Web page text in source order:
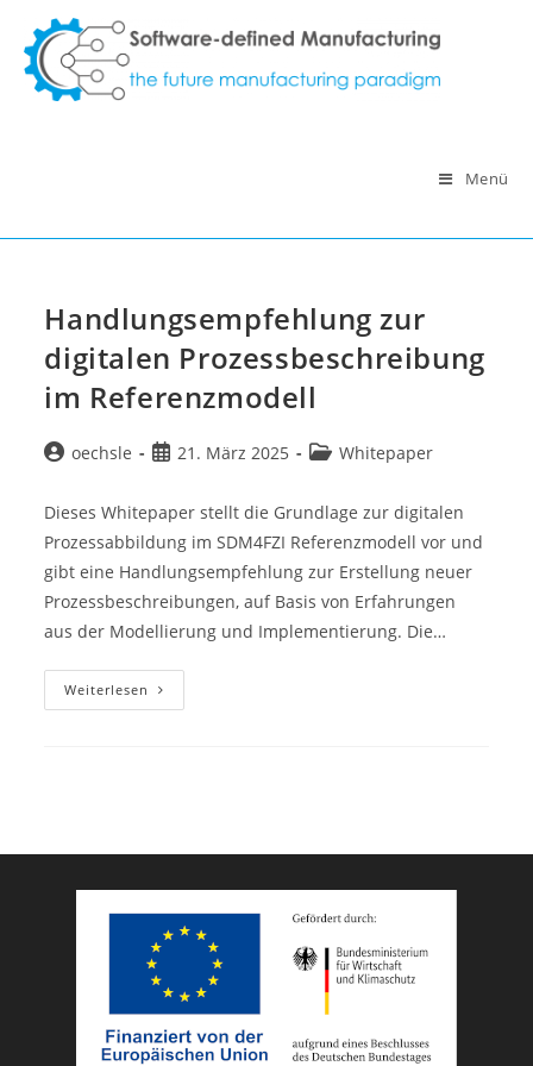
Inhalt
springen
Menü
Handlungsempfehlung zur
digitalen Prozessbeschreibung
im Referenzmodell
Beitrags-
oechsle
Beitrag
21. März 2025
Beitrags-
Whitepaper
Dieses Whitepaper stellt die Grundlage zur digitalen
Prozessabbildung im SDM4FZI Referenzmodell vor und
gibt eine Handlungsempfehlung zur Erstellung neuer
Prozessbeschreibungen, auf Basis von Erfahrungen
aus der Modellierung und Implementierung. Die…
Weiterlesen Handlungsempfehlung
Zur